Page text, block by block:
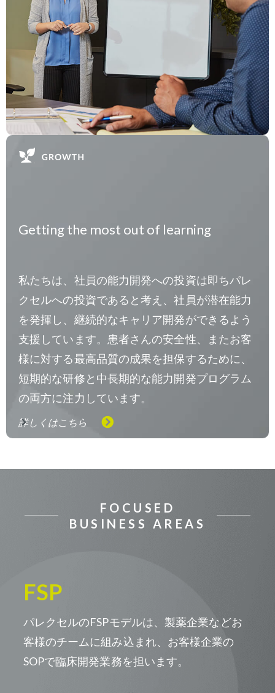
Getting the most out of learning
私たちは、社員の能力開発への投資は即ちパレ
クセルへの投資であると考え、社員が潜在能力
を発揮し、継続的なキャリア開発ができるよう
支援しています。患者さんの安全性、またお客
様に対する最高品質の成果を担保するために、
短期的な研修と中長期的な能力開発プログラム
の両方に注力しています。
詳しくはこちら
FOCUSED
BUSINESS AREAS
FSP
パレクセルのFSPモデルは、製薬企業などお
客様のチームに組み込まれ、お客様企業の
SOPで臨床開発業務を担います。